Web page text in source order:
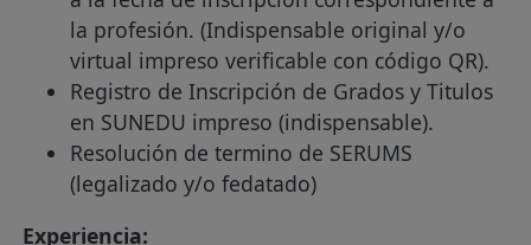
la profesión. (Indispensable original y/o
virtual impreso verificable con código QR).
Registro de Inscripción de Grados y Titulos
en SUNEDU impreso (indispensable).
Resolución de termino de SERUMS
(legalizado y/o fedatado)
Experiencia: